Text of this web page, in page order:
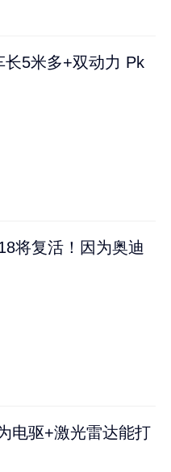
5米多+双动力 Pk
将复活！因为奥迪
电驱+激光雷达能打